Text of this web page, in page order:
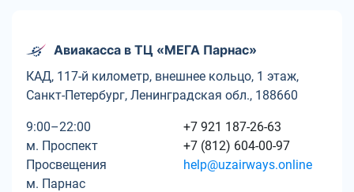
Авиакасса в ТЦ «МЕГА Парнас»
КАД, 117-й километр, внешнее кольцо, 1 этаж,
Санкт-Петербург, Ленинградская обл., 188660
9:00–22:00
м. Проспект
Просвещения
м. Парнас
+7 921 187-26-63
+7 (812) 604-00-97
help@uzairways.online